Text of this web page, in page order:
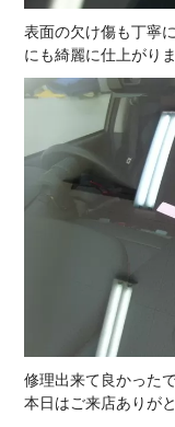
表面の欠け傷も丁寧
にも綺麗に仕上がりま
修理出来て良かったで
本日はご来店ありが